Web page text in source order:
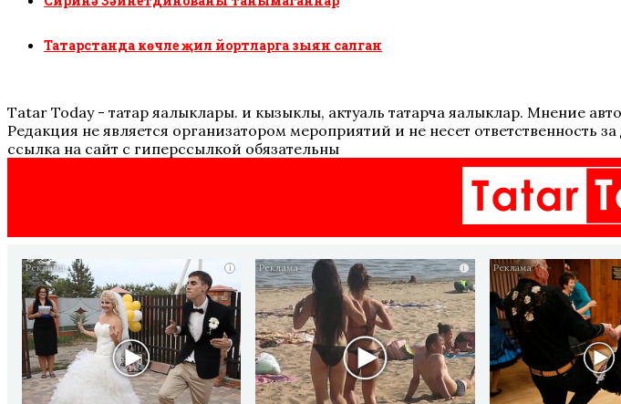
Татарстанда көчле җил йортларга зыян салган
Tatar Today - татар яңалыклары. иң кызыклы, актуаль татарча яңалыклар. Мнение
Редакция не является организатором мероприятий и не несет
ссылка на сайт с гиперссылкой обязательны
i i